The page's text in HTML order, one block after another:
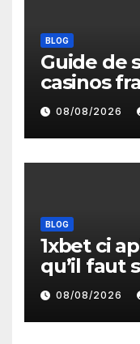
BLOG
Guide de
casinos
08/08/2026
BLOG
1xbet ci
qu’il faut
08/08/2026